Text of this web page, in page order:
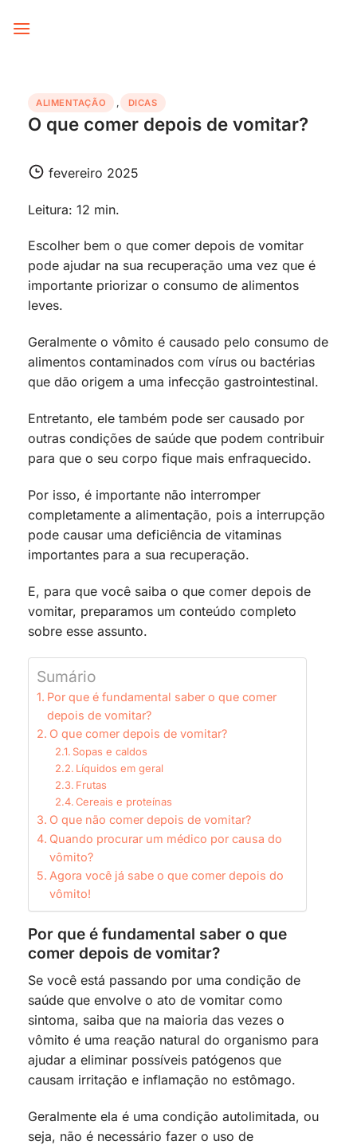
ALIMENTAÇÃO , DICAS
O que comer depois de vomitar?
fevereiro 2025
Leitura: 12 min.
Escolher bem o que comer depois de vomitar
pode ajudar na sua recuperação uma vez que é
importante priorizar o consumo de alimentos
leves.
Geralmente o vômito é causado pelo consumo de
alimentos contaminados com vírus ou bactérias
que dão origem a uma infecção gastrointestinal.
Entretanto, ele também pode ser causado por
outras condições de saúde que podem contribuir
para que o seu corpo fique mais enfraquecido.
Por isso, é importante não interromper
completamente a alimentação, pois a interrupção
pode causar uma deficiência de vitaminas
importantes para a sua recuperação.
E, para que você saiba o que comer depois de
vomitar, preparamos um conteúdo completo
sobre esse assunto.
Sumário
Por que é fundamental saber o que comer
depois de vomitar?
O que comer depois de vomitar?
Sopas e caldos
Líquidos em geral
Frutas
Cereais e proteínas
O que não comer depois de vomitar?
Quando procurar um médico por causa do
vômito?
Agora você já sabe o que comer depois do
vômito!
Por que é fundamental saber o que
comer depois de vomitar?
Se você está passando por uma condição de
saúde que envolve o ato de vomitar como
sintoma, saiba que na maioria das vezes o
vômito é uma reação natural do organismo para
ajudar a eliminar possíveis patógenos que
causam irritação e inflamação no estômago.
Geralmente ela é uma condição autolimitada, ou
seja, não é necessário fazer o uso de